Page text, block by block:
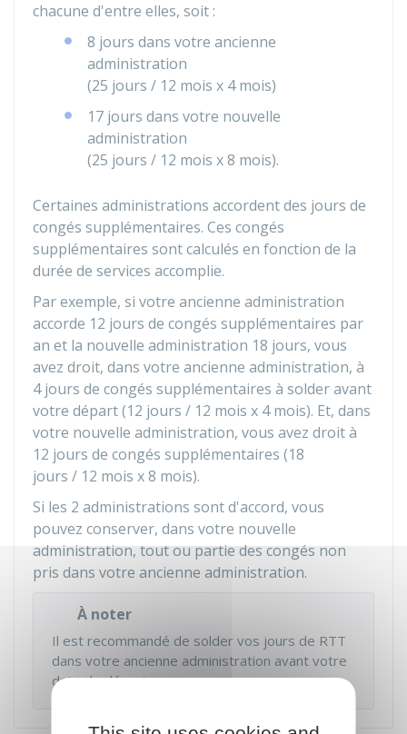
chacune d'entre elles, soit :
8 jours dans votre ancienne
administration
(25 jours / 12 mois x 4 mois)
17 jours dans votre nouvelle
administration
(25 jours / 12 mois x 8 mois).
Certaines administrations accordent des jours de
congés supplémentaires. Ces congés
supplémentaires sont calculés en fonction de la
durée de services accomplie.
Par exemple, si votre ancienne administration
accorde 12 jours de congés supplémentaires par
an et la nouvelle administration 18 jours, vous
avez droit, dans votre ancienne administration, à
4 jours de congés supplémentaires à solder avant
votre départ (12 jours / 12 mois x 4 mois). Et, dans
votre nouvelle administration, vous avez droit à
12 jours de congés supplémentaires (18
jours / 12 mois x 8 mois).
Si les 2 administrations sont d'accord, vous
pouvez conserver, dans votre nouvelle
administration, tout ou partie des congés non
pris dans votre ancienne administration.
À noter
Il est recommandé de solder vos jours de RTT
dans votre ancienne administration avant votre
date de départ.